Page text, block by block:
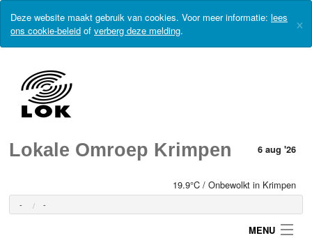
Deze website maakt gebruik van cookies. Voor meer informatie: lees
ons cookie-beleid of verberg deze melding. ×
Lokale Omroep Krimpen 6 aug '26
19.9°C / Onbewolkt in Krimpen
- -
MENU